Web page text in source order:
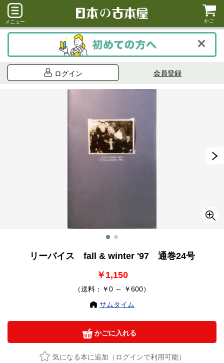
メニュー かご
ログイン 会員登録
リーバイス fall & winter '97 通巻24号
￥1,150
（送料：￥0 ～ ￥600）
サムタイム
かごに入れる
気になる本に追加（ログインで利用可能）